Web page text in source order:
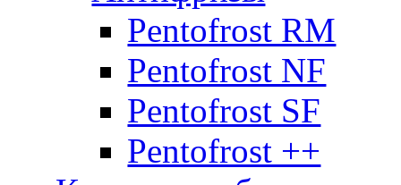
Pentofrost RM
Pentofrost NF
Pentofrost SF
Pentofrost ++